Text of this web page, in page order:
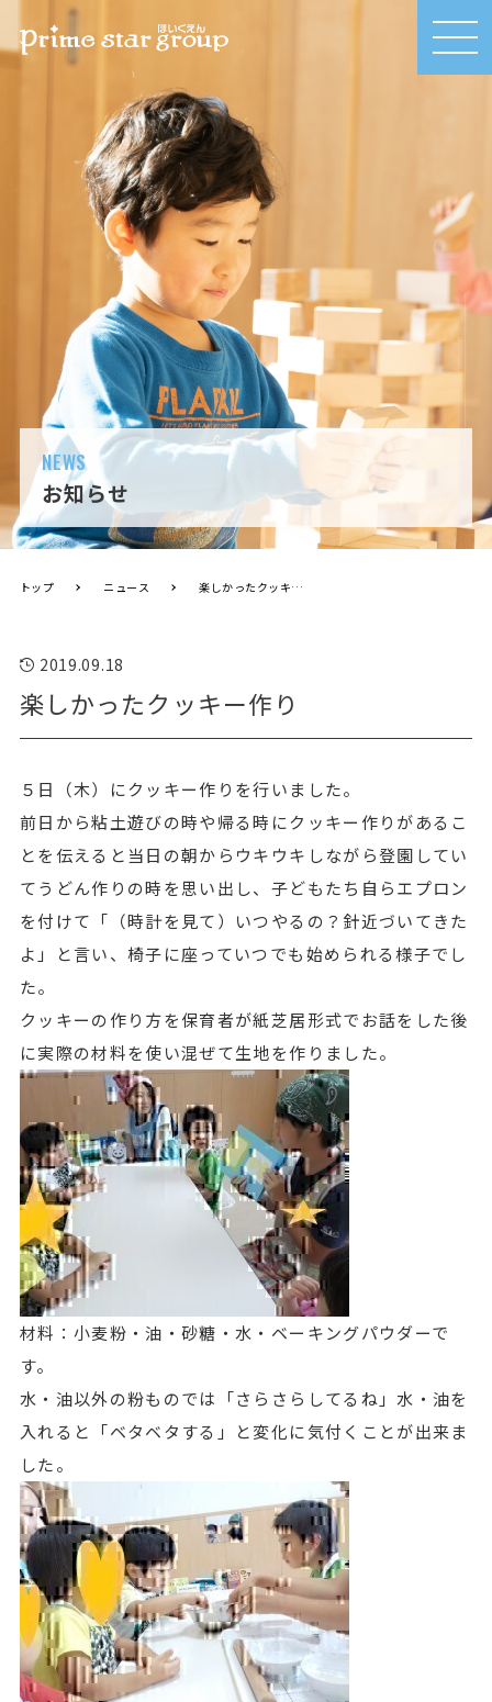
MEN
U
NEWS
お知らせ
トップ ニュース 楽しかったクッキー作り
2019.09.18
楽しかったクッキー作り
５日（木）にクッキー作りを行いました。
前日から粘土遊びの時や帰る時にクッキー作りがあるこ
とを伝えると当日の朝からウキウキしながら登園してい
てうどん作りの時を思い出し、子どもたち自らエプロン
を付けて「（時計を見て）いつやるの？針近づいてきた
よ」と言い、椅子に座っていつでも始められる様子でし
た。
クッキーの作り方を保育者が紙芝居形式でお話をした後
に実際の材料を使い混ぜて生地を作りました。
材料：小麦粉・油・砂糖・水・ベーキングパウダーで
す。
水・油以外の粉ものでは「さらさらしてるね」水・油を
入れると「ベタベタする」と変化に気付くことが出来ま
した。